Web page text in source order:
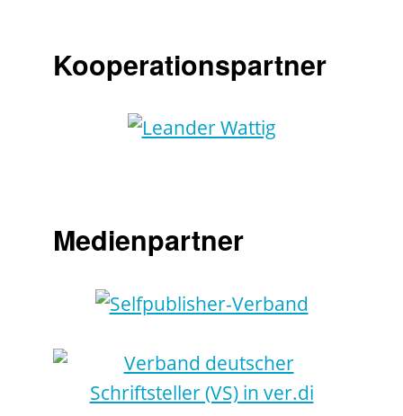
Kooperationspartner
Medienpartner